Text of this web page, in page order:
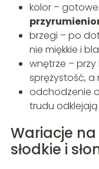
kolor –
brzegi – po
nie miękkie i
wnętrze –
sprężystość, a
odchodzenie
trudu
Wariacje
słodkie i